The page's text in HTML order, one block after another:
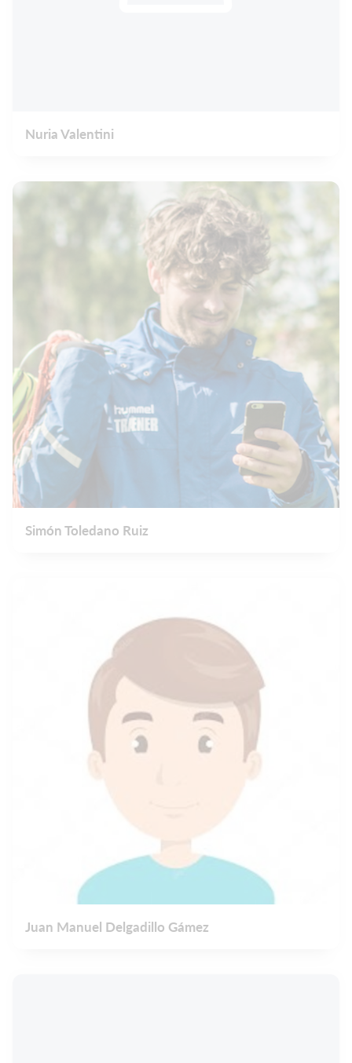
Nuria Valentini
Simón Toledano Ruiz
Juan Manuel Delgadillo Gámez